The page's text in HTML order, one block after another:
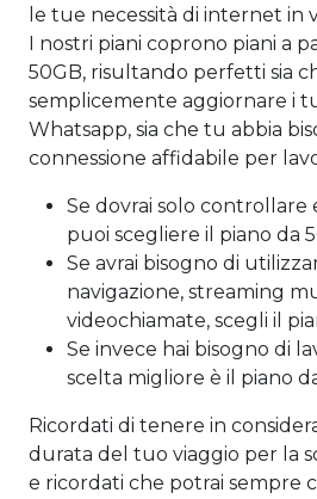
le tue necessità di internet in
I nostri piani coprono piani a
50GB, risultando perfetti sia
semplicemente aggiornare i
Whatsapp, sia che tu abbia
connessione affidabile per
Se dovrai solo controllare
puoi scegliere il piano da
Se avrai bisogno di
navigazione, streaming
videochiamate, scegli il
Se invece hai bisogno di
scelta migliore è il piano
Ricordati di tenere in
durata del tuo viaggio per la
e ricordati che potrai sempre